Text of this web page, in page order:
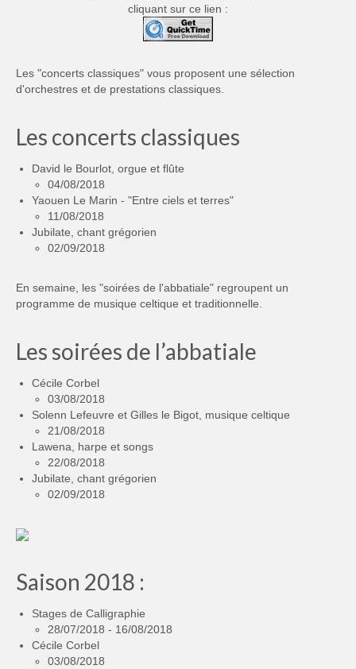
cliquant sur ce lien :
Les "concerts classiques" vous proposent une sélection
d'orchestres et de prestations classiques.
Les concerts classiques
David le Bourlot, orgue et flûte
04/08/2018
Yaouen Le Marin - "Entre ciels et terres"
11/08/2018
Jubilate, chant grégorien
02/09/2018
En semaine, les "soirées de l'abbatiale" regroupent un
programme de musique celtique et traditionnelle.
Les soirées de l’abbatiale
Cécile Corbel
03/08/2018
Solenn Lefeuvre et Gilles le Bigot, musique celtique
21/08/2018
Lawena, harpe et songs
22/08/2018
Jubilate, chant grégorien
02/09/2018
Saison 2018 :
Stages de Calligraphie
28/07/2018 - 16/08/2018
Cécile Corbel
03/08/2018